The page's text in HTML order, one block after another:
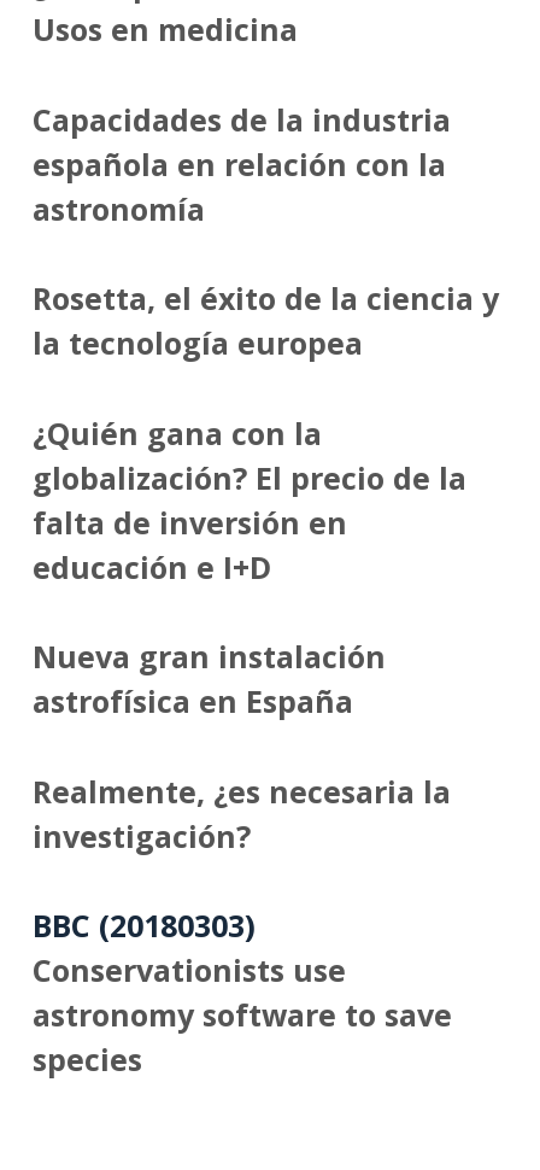
Usos en medicina
Capacidades de la industria
española en relación con la
astronomía
Rosetta, el éxito de la ciencia y
la tecnología europea
¿Quién gana con la
globalización? El precio de la
falta de inversión en
educación e I+D
Nueva gran instalación
astrofísica en España
Realmente, ¿es necesaria la
investigación?
BBC (20180303)
Conservationists use
astronomy software to save
species